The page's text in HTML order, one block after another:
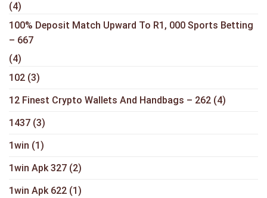
(4)
100% Deposit Match Upward To R1, 000 Sports Betting
– 667
(4)
102 (3)
12 Finest Crypto Wallets And Handbags – 262 (4)
1437 (3)
1win (1)
1win Apk 327 (2)
1win Apk 622 (1)